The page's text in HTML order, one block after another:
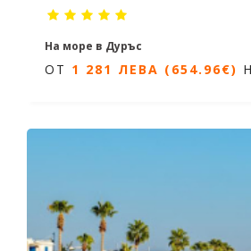
На море в Дуръс
7 нощувки/ 8 дни
ОТ 1 281 ЛЕВА (654.96€)